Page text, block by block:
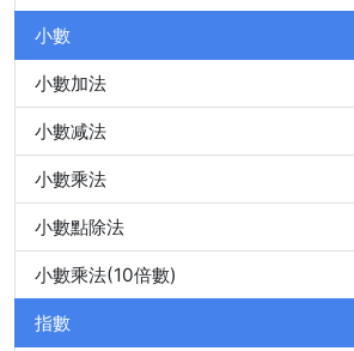
小數
小數加法
小數减法
小數乘法
小數點除法
小數乘法(10倍數)
指數